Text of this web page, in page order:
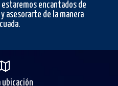
encantados de
asesorarte de la manera
ubicación